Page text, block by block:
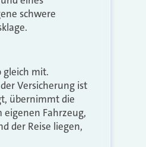
schwere
gleich mit.
Versicherung ist
übernimmt die
Fahrzeug,
der Reise liegen,